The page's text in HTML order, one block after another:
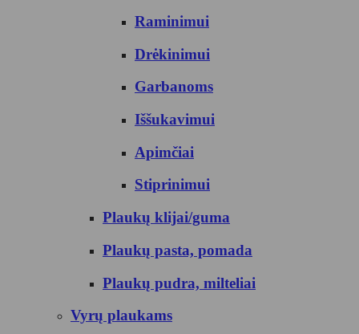
Raminimui
Drėkinimui
Garbanoms
Iššukavimui
Apimčiai
Stiprinimui
Plaukų klijai/guma
Plaukų pasta, pomada
Plaukų pudra, milteliai
Vyrų plaukams